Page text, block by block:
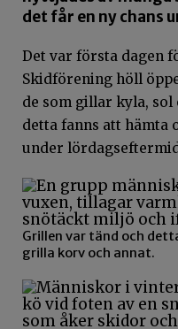
det får en ny chans
Det var första dagen
Skidförening höll
de som gillar kyla,
detta fanns att hämta
under
Grillen var tänd och
grilla korv och annat.